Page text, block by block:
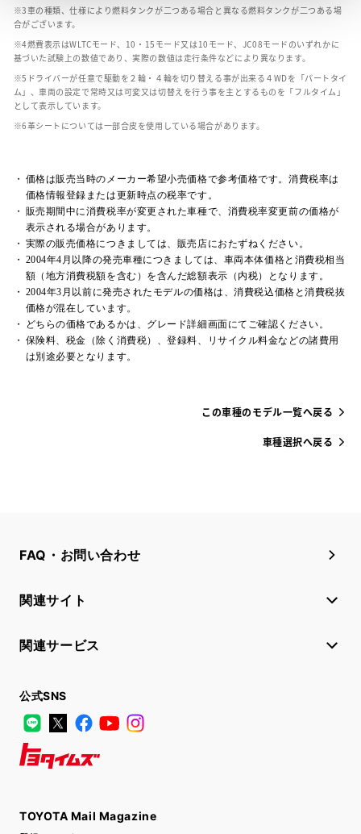
車の種類、仕様により燃料タンクが二つある場合と異なる燃料タンクが二つある場
合がございます。
燃費表示はWLTCモード、10・15モード又は10モード、JC08モードのいずれかに
基づいた試験上の数値であり、実際の数値は走行条件などにより異なります。
ドライバーが任意で駆動を２輪・４輪を切り替える事が出来る４WDを「パートタイ
ム」、車両の設定で常時又は可変又は切替えを行う事を主とするものを「フルタイム」
として表示しています。
革シートについては一部合皮を使用している場合があります。
価格は販売当時のメーカー希望小売価格で参考価格です。消費税率は
価格情報登録または更新時点の税率です。
販売期間中に消費税率が変更された車種で、消費税率変更前の価格が
表示される場合があります。
実際の販売価格につきましては、販売店におたずねください。
2004年4月以降の発売車種につきましては、車両本体価格と消費税相当
額（地方消費税額を含む）を含んだ総額表示（内税）となります。
2004年3月以前に発売されたモデルの価格は、消費税込価格と消費税抜
価格が混在しています。
どちらの価格であるかは、グレード詳細画面にてご確認ください。
保険料、税金（除く消費税）、登録料、リサイクル料金などの諸費用
は別途必要となります。
この車種のモデル一覧へ戻る
車種選択へ戻る
FAQ・お問い合わせ
関連サイト
関連サービス
公式SNS
LINE
X FacebookYouTube
TOYOTA Mail Magazine